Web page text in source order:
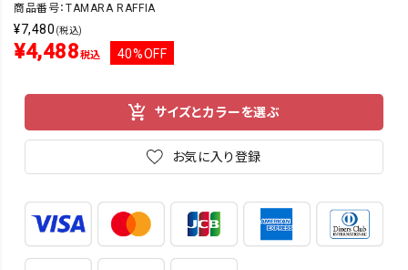
商品番号：TAMARA RAFFIA
¥7,480 (税込)
¥4,488税込 40%OFF
サイズとカラーを選ぶ
お気に入り登録